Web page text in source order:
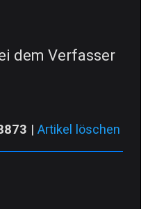
dem Verfasser
| Artikel löschen